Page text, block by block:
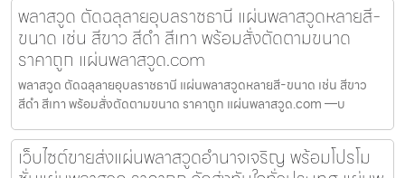
พลาสวูด ตัดฉลุลายอุบลราชธานี แผ่นพลาสวูดหลายสี-
ขนาด เช่น สีขาว สีดำ สีเทา พร้อมสั่งตัดตามขนาด
ราคาถูก แผ่นพลาสวูด.com
พลาสวูด ตัดฉลุลายอุบลราชธานี แผ่นพลาสวูดหลายสี-ขนาด เช่น สีขาว
สีดำ สีเทา พร้อมสั่งตัดตามขนาด ราคาถูก แผ่นพลาสวูด.com —บ
เว็บไซต์ขายส่งแผ่นพลาสวูดอำนาจเจริญ พร้อมโปรโม